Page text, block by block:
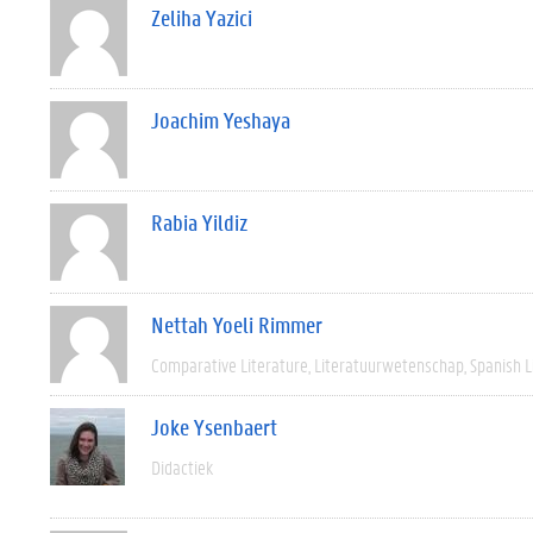
Zeliha Yazici
Joachim Yeshaya
Rabia Yildiz
Nettah Yoeli Rimmer
Comparative Literature Literatuurwetenschap Spanish
Joke Ysenbaert
Didactiek